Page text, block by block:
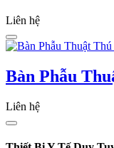
Liên hệ
Bàn Phẫu
Liên hệ